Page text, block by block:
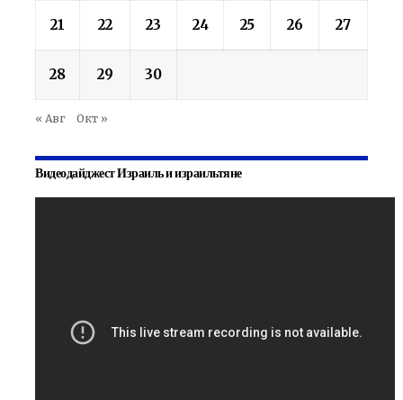
21 22 23 24 25 26 27
28 29 30
« Авг Окт »
Видеодайджест Израиль и израильтяне